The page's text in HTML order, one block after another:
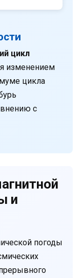
цикл
изменением
цикла
с
и
погоды